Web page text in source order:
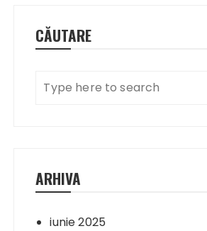
CĂUTARE
ARHIVA
iunie 2025